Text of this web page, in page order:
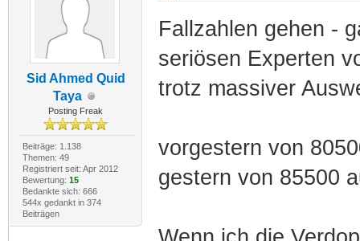
Sid Ahmed Quid
Taya
Posting Freak
Beiträge: 1.138
Themen: 49
Registriert seit: Apr 2012
Bewertung: 15
Bedankte sich: 666
544x gedankt in 374
Beiträgen
Fallzahlen gehen -
seriösen Experten
trotz massiver
vorgestern von
gestern von 85500